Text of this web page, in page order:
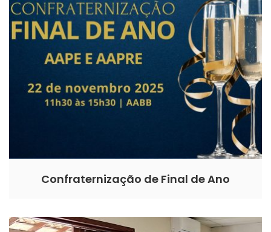
Confraternização de Final de Ano